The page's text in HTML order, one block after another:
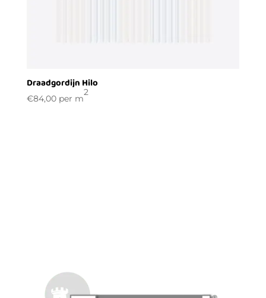
Draadgordijn Hilo
€84,00per m
2